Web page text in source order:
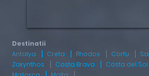
Antalya Creta Rhodos Corfu
Zakynthos
Costa Brava Costa del Sol